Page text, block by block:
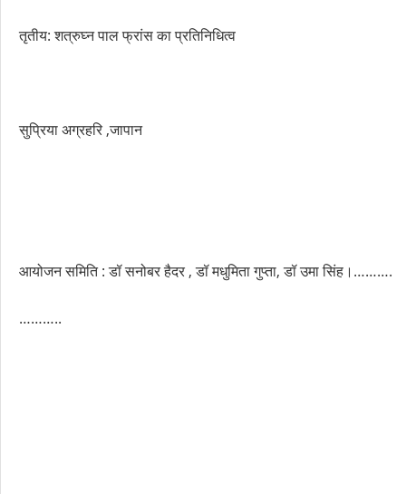
तृतीय: शत्रुघ्न पाल फ्रांस का प्रतिनिधित्व
सुप्रिया अग्रहरि ,जापान
आयोजन समिति : डॉ सनोबर हैदर , डॉ मधुमिता गुप्ता, डॉ उमा सिंह।……….
………..